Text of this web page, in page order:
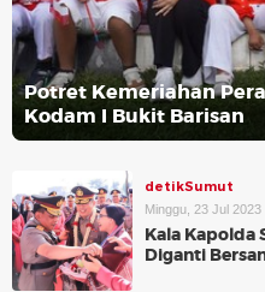
Potret Kemeriahan
Kodam I Bukit Barisan
detikSumut
Minggu, 23 Jul 2023
Kala Kapolda
Diganti